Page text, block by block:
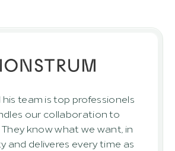
proyectos con éxito con
his team is top professionels
our collaboration to
know what we want, in
and deliveres every time as